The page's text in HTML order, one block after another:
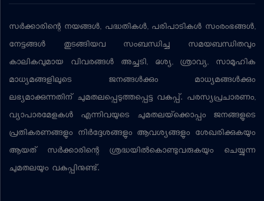
സര്‍ക്കാരിന്റെ നയങ്ങള്‍, പദ്ധതികള്‍, പരിപാടികള്‍ സംരംഭങ്ങള്‍,
നേട്ടങ്ങള്‍ തുടങ്ങിയവ സംബന്ധിച്ച സമയബന്ധിതവും
കാലികവുമായ വിവരങ്ങള്‍ അച്ചടി, ദൃശ്യ, ശ്രാവ്യ, സാമൂഹിക
മാധ്യമങ്ങളിലൂടെ ജനങ്ങള്‍ക്കും മാധ്യമങ്ങള്‍ക്കും
ലഭ്യമാക്കുന്നതിന് ചുമതലപ്പെടുത്തപ്പെട്ട വകുപ്പ്. പരസ്യപ്രചാരണം,
വ്യാപാരമേളകള്‍ എന്നിവയുടെ ചുമതലയ്‌ക്കൊപ്പം ജനങ്ങളുടെ
പ്രതികരണങ്ങളും നിര്‍ദ്ദേശങ്ങളും ആവശ്യങ്ങളും ശേഖരിക്കുകയും
ആയത് സര്‍ക്കാരിന്റെ ശ്രദ്ധയില്‍കൊണ്ടുവരുകയും ചെയ്യുന്ന
ചുമതലയും വകുപ്പിനുണ്ട്.